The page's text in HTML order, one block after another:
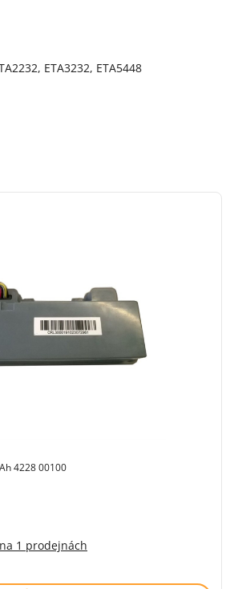
ETA3232, ETA5448
4228 00100
na 1 prodejnách